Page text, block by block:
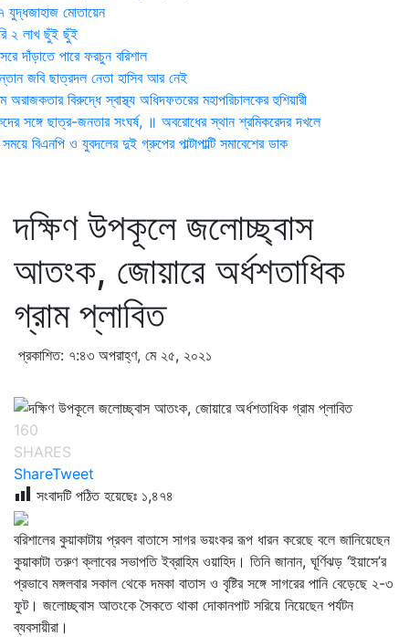
যুদ্ধজাহাজ মোতায়েন
২ লাখ ছুঁই ছুঁই
দাঁড়াতে পারে ফরচুন বরিশাল
জবি ছাত্রদল নেতা হাসিব আর নেই
অরাজকতার বিরুদ্ধে স্বাস্থ্য অধিদফতরের মহাপরিচালকের হুশিয়ারী
সঙ্গে ছাত্র-জনতার সংঘর্ষ, ॥ অবরোধের স্থান শ্রমিকরেদর দখলে
বিএনপি ও যুবদলের দুই গ্রুপের পাল্টাপাল্টি সমাবেশের ডাক
দক্ষিণ উপকূলে জলোচ্ছ্বাস
আতংক, জোয়ারে অর্ধশতাধিক
গ্রাম প্লাবিত
প্রকাশিত: ৭:৪৩ অপরাহ্ণ, মে ২৫, ২০২১
160
SHARES
ShareTweet
সংবাদটি পঠিত হয়েছেঃ ১,৪৭৪
বরিশালের কুয়াকাটায় প্রবল বাতাসে সাগর ভয়ংকর রূপ ধারন করেছে বলে জানিয়েছেন
কুয়াকাটা তরুণ ক্লাবের সভাপতি ইব্রাহিম ওয়াহিদ। তিনি জানান, ঘূর্ণিঝড় ‘ইয়াসে’র
প্রভাবে মঙ্গলবার সকাল থেকে দমকা বাতাস ও বৃষ্টির সঙ্গে সাগরের পানি বেড়েছে ২-৩
ফুট। জলোচ্ছ্বাস আতংকে সৈকতে থাকা দোকানপাট সরিয়ে নিয়েছেন পর্যটন
ব্যবসায়ীরা।